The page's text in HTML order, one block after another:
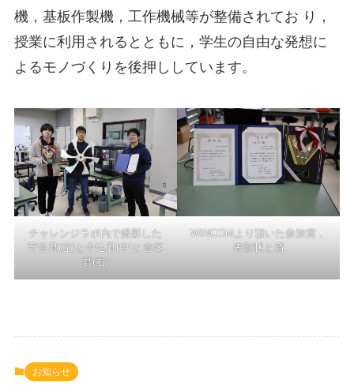
機，基板作製機，工作機械等が整備されてお り，
授業に利用されるとともに，学生の自由な発想に
よるモノづくりを後押ししています。
チャレンジラボ内で撮影した
守谷君(左)と中込君(中)と吉峯
君(右)
WINCOMより頂いた参加賞，
表彰状と盾
お知らせ